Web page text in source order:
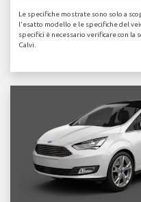
Le specifiche mostrate sono solo a
l'esatto modello e le specifiche del
specifici è necessario verificare con
Calvi.